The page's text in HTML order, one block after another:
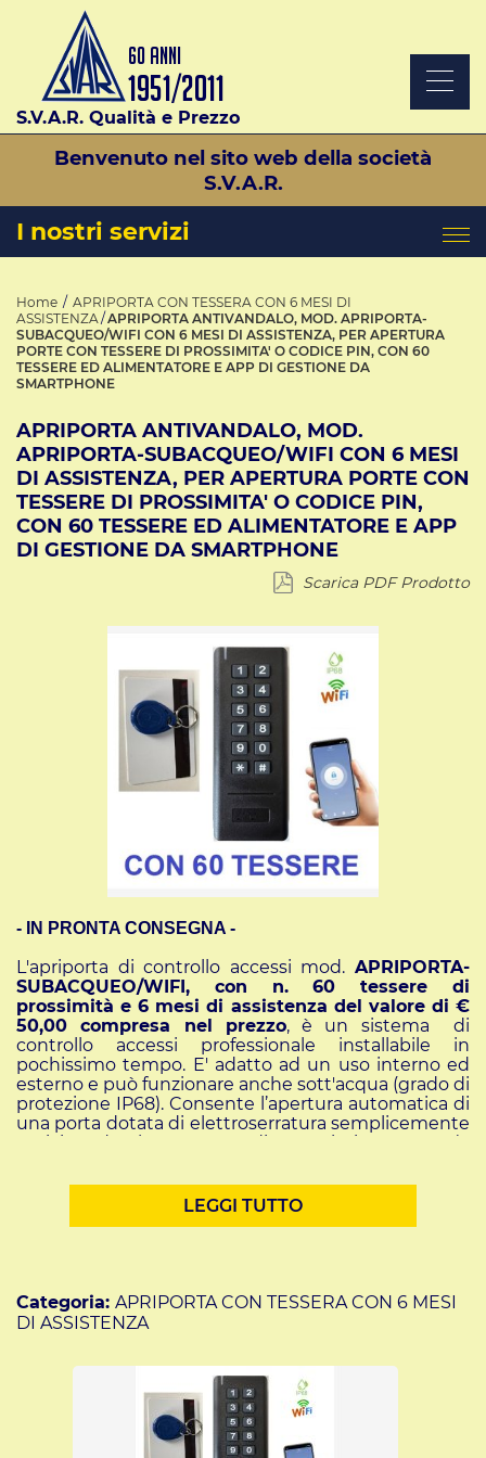
S.V.A.R. Qualità e Prezzo
Benvenuto nel sito web della società
S.V.A.R.
I nostri servizi
Home
APRIPORTA CON TESSERA CON 6 MESI DI
ASSISTENZA APRIPORTA ANTIVANDALO, MOD. APRIPORTA-
SUBACQUEO/WIFI CON 6 MESI DI ASSISTENZA, PER APERTURA
PORTE CON TESSERE DI PROSSIMITA' O CODICE PIN, CON 60
TESSERE ED ALIMENTATORE E APP DI GESTIONE DA
SMARTPHONE
APRIPORTA ANTIVANDALO, MOD.
APRIPORTA-SUBACQUEO/WIFI CON 6 MESI
DI ASSISTENZA, PER APERTURA PORTE CON
TESSERE DI PROSSIMITA' O CODICE PIN,
CON 60 TESSERE ED ALIMENTATORE E APP
DI GESTIONE DA SMARTPHONE
Scarica PDF Prodotto
- IN PRONTA CONSEGNA -
L'apriporta di controllo accessi mod. APRIPORTA-
SUBACQUEO/WIFI, con n. 60 tessere di
prossimità e 6 mesi di assistenza del valore di €
50,00 compresa nel prezzo, è un sistema di
controllo accessi professionale installabile in
pochissimo tempo. E' adatto ad un uso interno ed
esterno e può funzionare anche sott'acqua (grado di
protezione IP68). Consente l’apertura automatica di
una porta dotata di elettroserratura semplicemente
avvicinando le tessere di prossimità RFID (o
pin sulla tastiera del lettore.
Con questo lettore per controllo accessi è possibile
L'amministratore può, da remoto, aprire la porta
collegata a questo lettore tramite il suo smartphone
ciascuno con abilitazioni differenti e vedrà in tempo
reale tutte le aperture di ogni porta con data e ora.
Il lettore funziona a 12V in corrente continua e
fornito con un alimentatore
LEGGI TUTTO
Categoria: APRIPORTA CON TESSERA CON 6 MESI
DI ASSISTENZA